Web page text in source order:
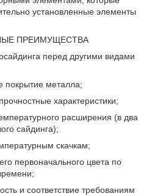
установленные элементы
ПРЕИМУЩЕСТВА
перед другими видами
покрытие металла;
характеристики;
расширения (в два
сайдинга);
скачкам;
первоначального цвета по
и соответствие требованиям